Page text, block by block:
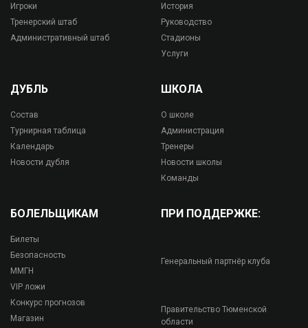
Игроки
Тренерский штаб
Административный штаб
История
Руководство
Стадионы
Услуги
ДУБЛЬ
Состав
Турнирная таблица
Календарь
Новости дубля
ШКОЛА
О школе
Администрация
Тренеры
Новости школы
Команды
БОЛЕЛЬЩИКАМ
Билеты
Безопасность
ММГН
VIP ложи
Конкурс прогнозов
Магазин
ПРИ ПОДДЕРЖКЕ:
Генеральный партнёр клуба
Правительство Тюменской
области